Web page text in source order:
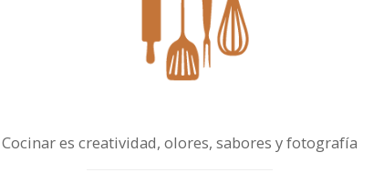
Cocinar es creatividad, olores, sabores y fotografía